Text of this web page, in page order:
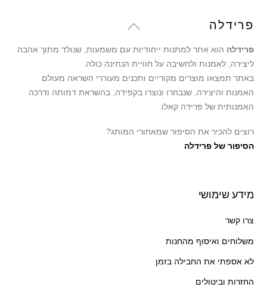
Back
Top
פרידלה
פרידלה הוא אתר למתנות ייחודיות עם משמעות, שנולד מתוך אהבה
ליצירה, לאמנות ולחשיבה על חוויית הנתינה כולה.
באתר תמצאו מוצרים מקוריים ותכנים מעוררי השראה מעולם
האמנות והיצירה, שנבחרו ונוצרו בקפידה, בהשראת דמותה ודרכה
האמנותית של פרידה קאלו.
רוצים להכיר את הסיפור שמאחורי המותג?
הסיפור של פרידלה
מידע שימושי
צרו קשר
משלוחים ואיסוף מהחנות
לא אספתי את החבילה בזמן
החזרות וביטולים